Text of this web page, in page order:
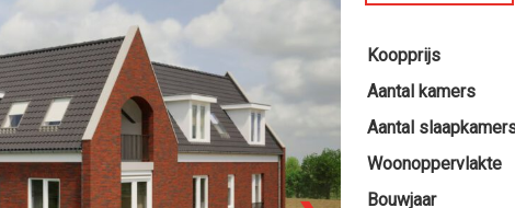
Koopprijs
Aantal kamers
Aantal
Woonoppervlakte
Bouwjaar